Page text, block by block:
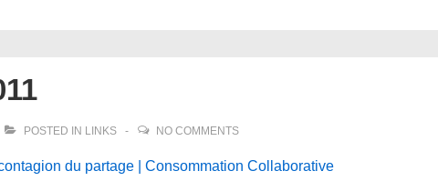
POSTED IN LINKS NO COMMENTS
du partage | Consommation Collaborative